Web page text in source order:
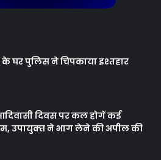
के घर पुलिस ने चिपकाया इश्तहार
दिवस पर कल होगें कई
उपायुक्‍त ने भाग लेने की अपील की